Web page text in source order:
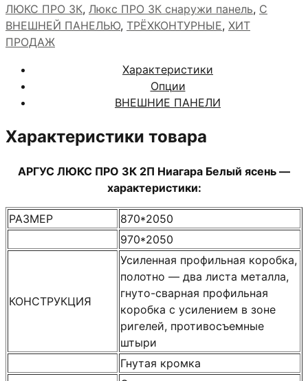
ПРО
3К
2П
Белый
ясень
ЛЮКС ПРО 3К, Люкс ПРО 3К снаружи панель, С
ВНЕШНЕЙ ПАНЕЛЬЮ, ТРЁХКОНТУРНЫЕ, ХИТ
ПРОДАЖ
Характеристики
Опции
ВНЕШНИЕ ПАНЕЛИ
Характеристики товара
АРГУС ЛЮКС ПРО 3К 2П Ниагара Белый ясень —
характеристики:
РАЗМЕР
870*2050
970*2050
КОНСТРУКЦИЯ
Усиленная профильная коробка,
полотно — два листа металла,
гнуто-сварная профильная
коробка с усилением в зоне
ригелей, противосъемные
штыри
Гнутая кромка